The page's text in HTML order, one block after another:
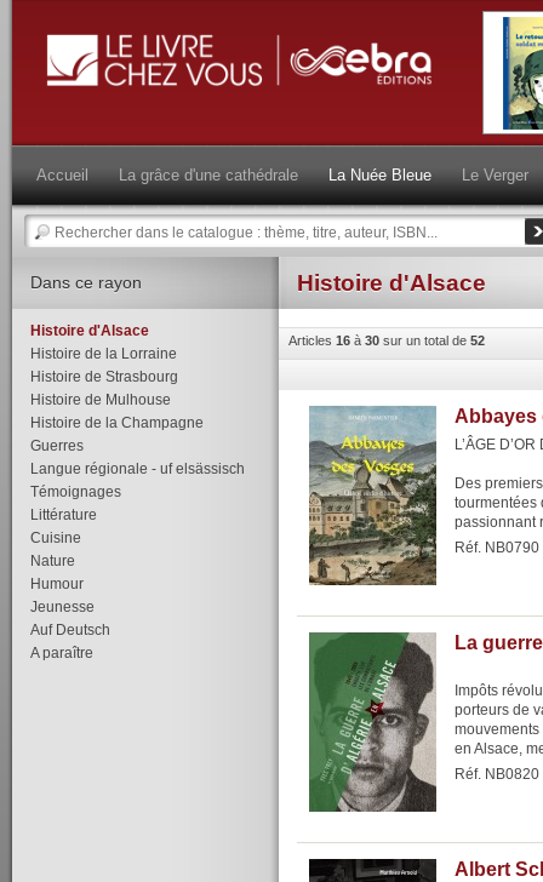
Accueil La grâce d'une cathédrale La Nuée Bleue Le Verger
Histoire d'Alsace
Articles 16 à 30 sur un total de 52
Abbayes
L’ÂGE
Des
tourmentées
passionnant
Réf. NB0790
La
Impôts
porteurs de
en Alsace,
Réf. NB0820
Albert
Dans ce rayon
Histoire d'Alsace
Histoire de la Lorraine
Histoire de Strasbourg
Histoire de Mulhouse
Histoire de la Champagne
Guerres
Langue régionale - uf elsässisch
Témoignages
Littérature
Cuisine
Nature
Humour
Jeunesse
Auf Deutsch
A paraître